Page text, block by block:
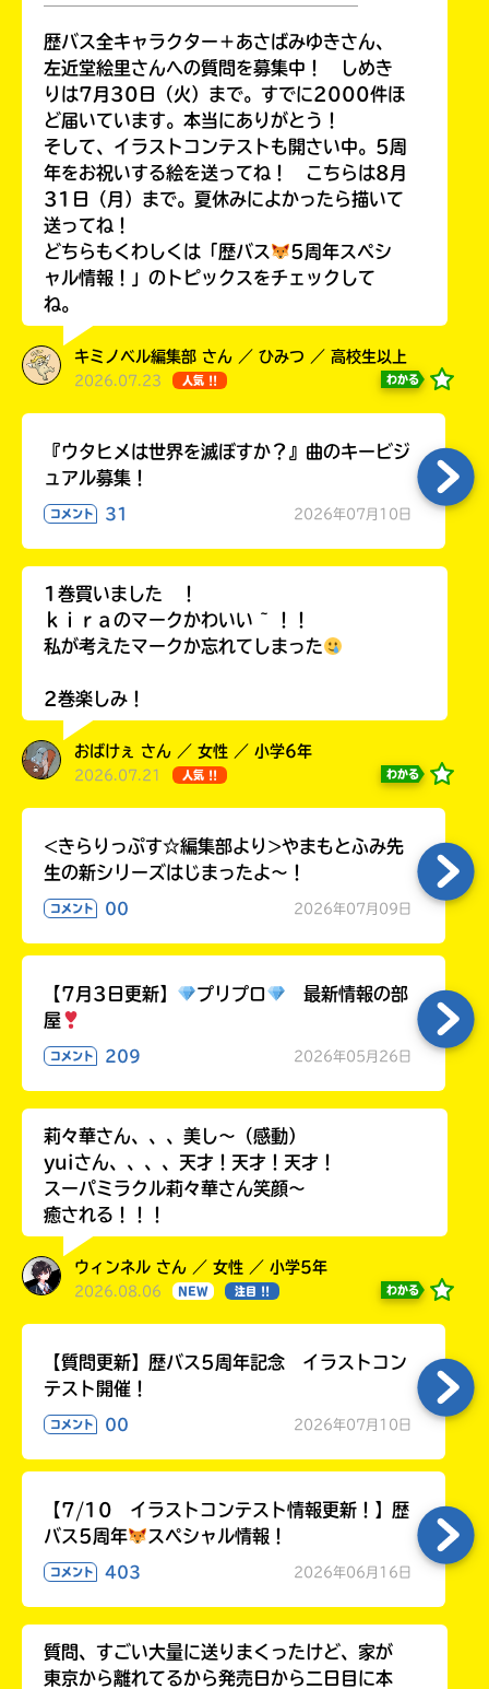
Loading...
歴バス全キャラクター＋あさばみゆきさん、
左近堂絵里さんへの質問を募集中！ しめき
りは7月30日（火）まで。すでに2000件ほ
ど届いています。本当にありがとう！
そして、イラストコンテストも開さい中。5周
年をお祝いする絵を送ってね！ こちらは8月
31日（月）まで。夏休みによかったら描いて
送ってね！
どちらもくわしくは「歴バス
5周年スペシ
ャル情報！」のトピックスをチェックして
ね。
キミノベル編集部 さん ／ ひみつ ／ 高校生以上
2026.07.23 人気 !! わかる
『ウタヒメは世界を滅ぼすか？』曲のキービジ
ュアル募集！
コメント 31 2026年07月10日
1巻買いました ！
ｋｉｒａのマークかわいい ~ ！！
私が考えたマークか忘れてしまった
2巻楽しみ！
おばけぇ さん ／ 女性 ／ 小学6年
2026.07.21 人気 !! わかる
<きらりっぷす☆編集部より>やまもとふみ先
生の新シリーズはじまったよ～！
コメント 00 2026年07月09日
【7月3日更新】 プリプロ
最新情報の部
屋
コメント 209 2026年05月26日
莉々華さん、、、美し〜（感動）
yuiさん、、、、天才！天才！天才！
スーパミラクル莉々華さん笑顔〜
癒される！！！
ウィンネル さん ／ 女性 ／ 小学5年
2026.08.06 NEW 注目 !! わかる
【質問更新】歴バス5周年記念 イラストコン
テスト開催！
コメント 00 2026年07月10日
【7/10 イラストコンテスト情報更新！】歴
バス5周年
スペシャル情報！
コメント 403 2026年06月16日
質問、すごい大量に送りまくったけど、家が
東京から離れてるから発売日から二日目に本
い
入
に
が
の
で、
一
度
て
み
る